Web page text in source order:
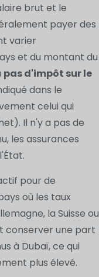
brut et le
payer des
varier
et du montant du
pas d'impôt sur le
dans le
celui qui
Il n'y a pas de
les assurances
pour de
où les taux
la Suisse ou
conserver une part
à Dubaï, ce qui
plus élevé.